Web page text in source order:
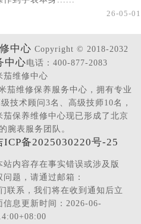
26-05-01
中心 Copyright © 2018-2032
中心电话：400-877-2083
茄维修中心
茄维修保养服务中心，拥有专业
技术顾问3名、高级技师10名，
保养维修中心现已形成了北京
腕表服务团队。
备2025030220号-25
内容存在事实错误或涉及版
题，请通过邮箱：
联系，我们将在收到通知后立
息更新时间：2026-06-